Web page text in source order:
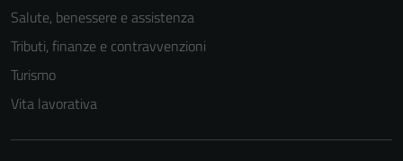
Salute, benessere e assistenza
Tributi, finanze e contravvenzioni
Turismo
Vita lavorativa